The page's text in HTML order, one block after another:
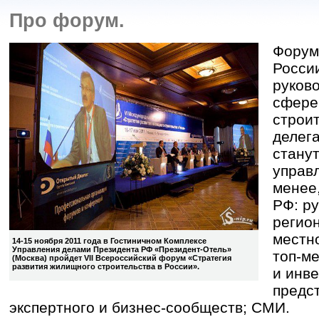
Про форум.
14-15 ноября 2011 года в Гостиничном Комплексе
Управления делами Президента РФ «Президент-Отель»
(Москва) пройдет VII Всероссийский форум «Стратегия
развития жилищного строительства в России».
РФ:
топ-
и
экспертного и бизнес-сообществ; СМИ.